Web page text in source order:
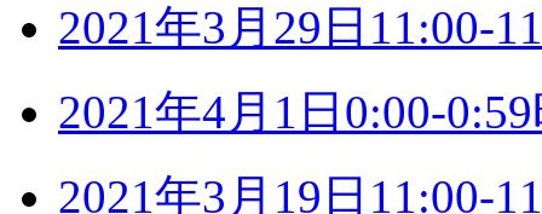
2021年3月29日11:00-
2021年4月1日0:00-
2021年3月19日11:00-